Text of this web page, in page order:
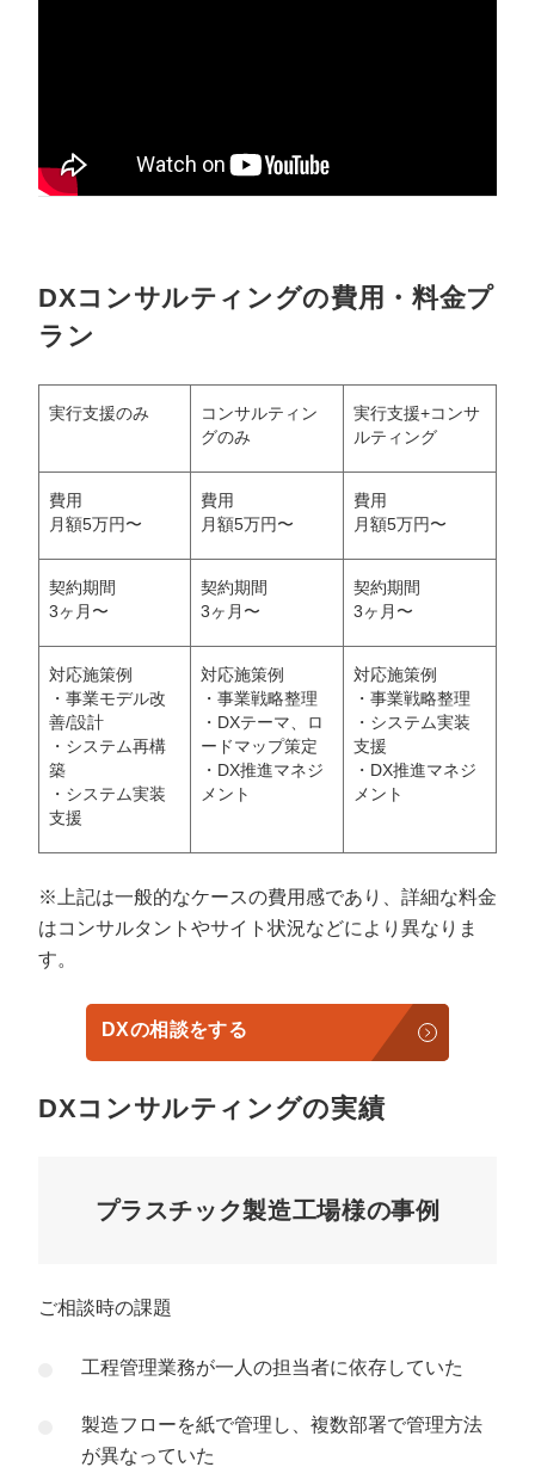
DXコンサルティングの費用・料金プ
ラン
実行支援のみ
コンサルティン
グのみ
実行支援+コンサ
ルティング
費用
月額5万円〜
費用
月額5万円〜
費用
月額5万円〜
契約期間
3ヶ月〜
契約期間
3ヶ月〜
契約期間
3ヶ月〜
対応施策例
・事業モデル改
善/設計
・システム再構
築
・システム実装
支援
対応施策例
・事業戦略整理
・DXテーマ、ロ
ードマップ策定
・DX推進マネジ
メント
対応施策例
・事業戦略整理
・システム実装
支援
・DX推進マネジ
メント
※上記は一般的なケースの費用感であり、詳細な料金
はコンサルタントやサイト状況などにより異なりま
す。
DXの相談をする
DXコンサルティングの実績
プラスチック製造工場様の事例
ご相談時の課題
工程管理業務が一人の担当者に依存していた
製造フローを紙で管理し、複数部署で管理方法
が異なっていた